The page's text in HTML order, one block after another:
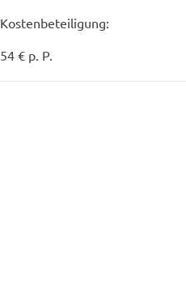
Kostenbeteiligung:
54 € p. P.